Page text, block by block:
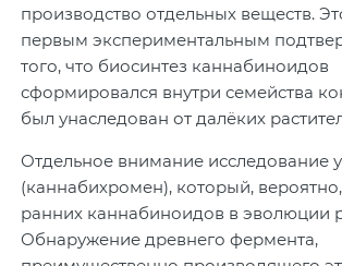
производство отдельных веществ.
первым экспериментальным
того, что биосинтез каннабиноидов
сформировался внутри семейства
был унаследован от далёких
Отдельное внимание исследование
(каннабихромен), который,
ранних каннабиноидов в эволюции
Обнаружение древнего фермента,